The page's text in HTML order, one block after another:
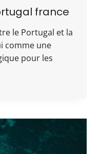
france
le Portugal et la
comme une
pour les